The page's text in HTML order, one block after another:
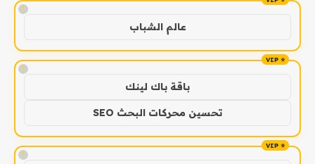
!
عالم الشباب
!
باقة باك لينك
تحسين محركات البحث SEO
!